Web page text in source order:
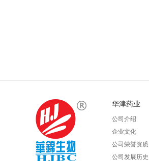
华津药业
公司介绍
企业文化
公司荣誉资质
公司发展历史